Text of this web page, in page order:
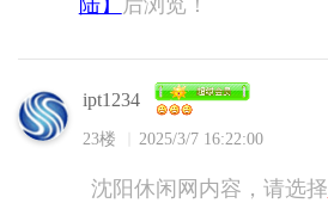
ipt1234
23楼 2025/3/7 16:22:00
沈阳休闲网内容，请选择